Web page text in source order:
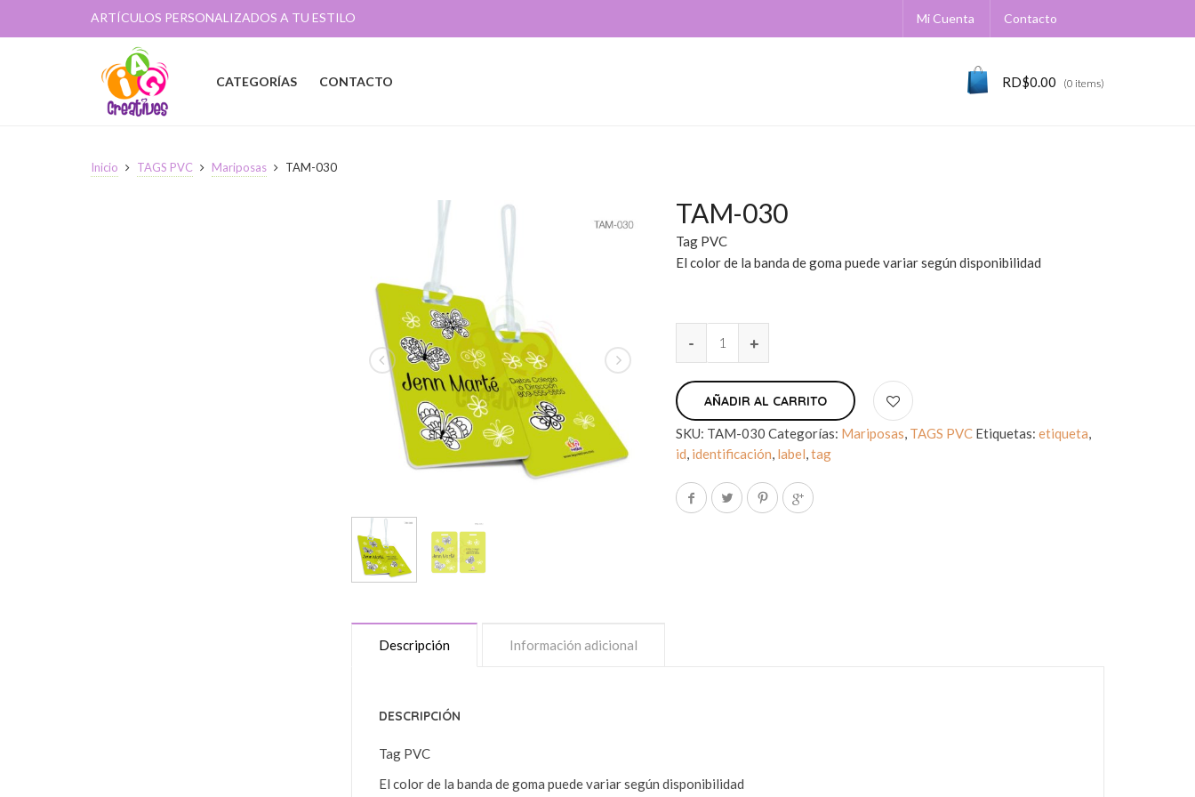
ARTÍCULOS PERSONALIZADOS A TU ESTILO Mi Cuenta Contacto
RD$0.00 (0 items)
CATEGORÍAS CONTACTO
Inicio TAGS PVC Mariposas TAM-030
TAM-030
Tag PVC
El color de la banda de goma puede variar según disponibilidad
AÑADIR AL CARRITO
SKU: TAM-030 Categorías: Mariposas, TAGS PVC Etiquetas:etiqueta,
id, identificación, label,tag
Descripción Información adicional
DESCRIPCIÓN
Tag PVC
El color de la banda de goma puede variar según disponibilidad